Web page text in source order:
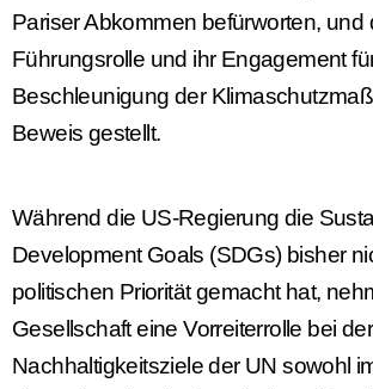
Pariser Abkommen befürworten, und
Führungsrolle und ihr Engagement
Beschleunigung der
Beweis gestellt.
Während die US-Regierung die
Development Goals (SDGs) bisher
politischen Priorität gemacht hat,
Gesellschaft eine Vorreiterrolle bei
Nachhaltigkeitsziele der UN sowohl